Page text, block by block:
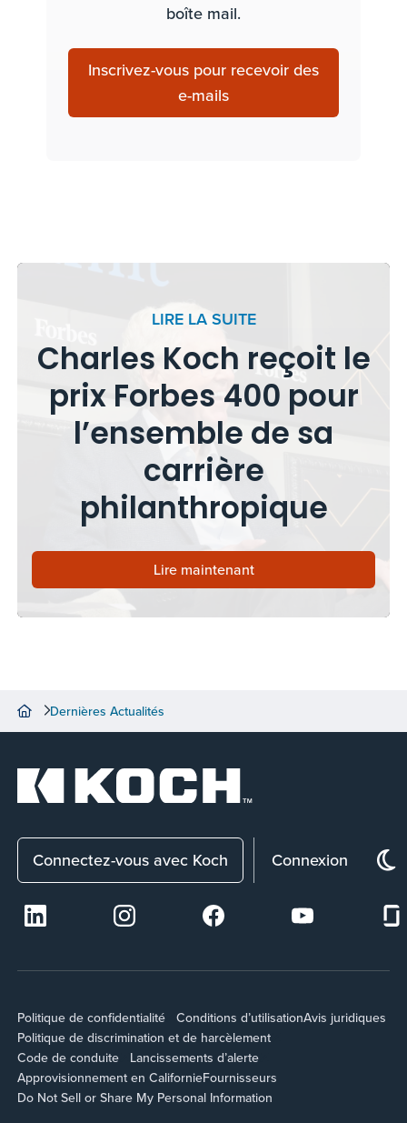
boîte mail.
Inscrivez-vous pour recevoir des
e-mails
LIRE LA SUITE
Charles Koch reçoit le
prix Forbes 400 pour
l’ensemble de sa
carrière
philanthropique
Lire maintenant
Dernières Actualités
Connectez-vous avec Koch Connexion
Politique de confidentialité Conditions d’utilisationAvis juridiques
Politique de discrimination et de harcèlement
Code de conduite
Lancissements d’alerte
Approvisionnement en CalifornieFournisseurs
Do Not Sell or Share My Personal Information